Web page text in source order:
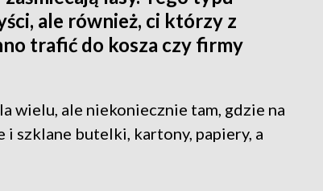
ale również, ci którzy z
trafić do kosza czy firmy
wielu, ale niekoniecznie tam, gdzie na
i szklane butelki, kartony, papiery, a